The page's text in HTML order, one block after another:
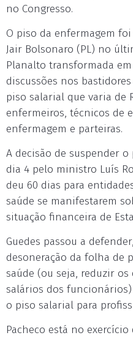
no Congresso.
O piso da enfermagem
Jair Bolsonaro (PL) no
Planalto transformada
discussões nos
piso salarial que varia de
enfermeiros, técnicos de
enfermagem e parteiras.
A decisão de suspender
dia 4 pelo ministro Luís
deu 60 dias para
saúde se manifestarem
situação financeira de
Guedes passou a
desoneração da folha de
saúde (ou seja, reduzir
salários dos
o piso salarial para
Pacheco está no